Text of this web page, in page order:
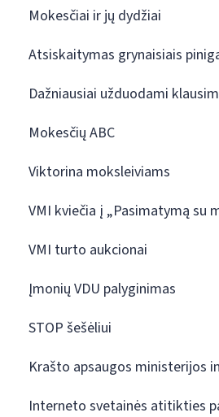
Mokesčiai ir jų dydžiai
Atsiskaitymas grynaisiais
Dažniausiai užduodami
Mokesčių ABC
Viktorina moksleiviams
VMI kviečia į „Pasimatymą su
VMI turto aukcionai
Įmonių VDU palyginimas
STOP šešėliui
Krašto apsaugos ministerijos
Interneto svetainės atitikties